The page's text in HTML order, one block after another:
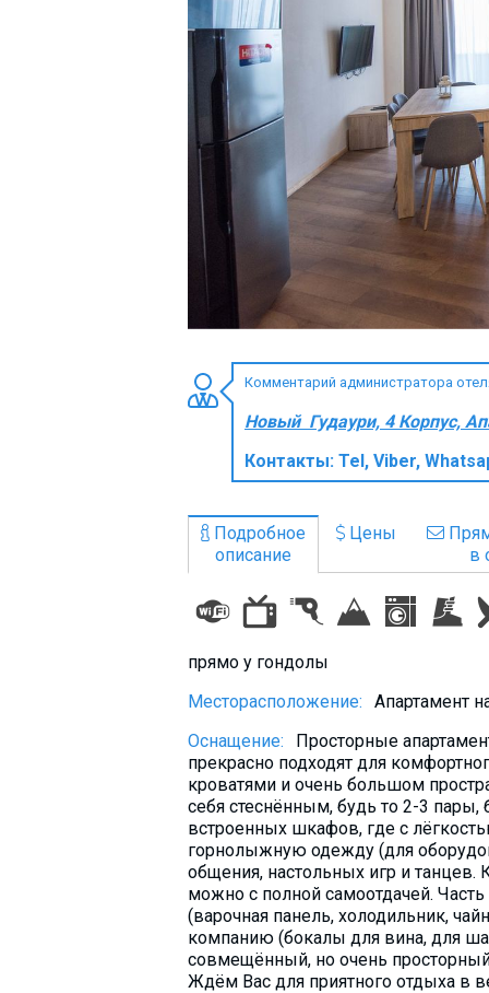
Комментарий администратора
Новый Гудаури, 4 Корпус,
Контакты: Tel, Viber,
Подробное
описание
Цены
в
прямо у гондолы
Месторасположение:
Апартамент
Оснащение:
Просторные
прекрасно подходят для
кроватями и очень большом
себя стеснённым, будь то 2-3
встроенных шкафов, где с
горнолыжную одежду (для
общения, настольных игр и танцев.
можно с полной самоотдачей.
(варочная панель, холодильник,
компанию (бокалы для вина, для
совмещённый, но очень
Ждём Вас для приятного отдыха в
ПРОЖИВАНИЕ
Горячие предложения
Долгосрочная аренда
Визы и Документы
Мобильная связь
Безопасность